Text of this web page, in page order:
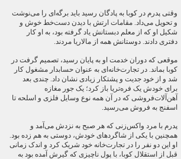
وقتی پدرم در کوبا به پادگان رسید باید برگه‌ای را می‌نوشت
و تحویل می‌داد. مقامات ارتش با دیدن دست‌خط خوش و
شکیل او که از معلم دبستانش یاد گرفته بود، به او کار
دفتری دادند. دوستانش همه از مالاریا مردند.
موقعی که دوران خدمت او به پایان رسید، تصمیم گرفت در
کوبا بماند. در تجارت‌خانه‌ای به عنوان حسابدار مشغول کار
شد و از خود جدیت و پشتکار زیادی نشان داد. چندی بعد
برای خودش یک فره‌تریا باز کرد؛ یک جور مغازه
آهن‌آلات‌فروشی که در آن همه نوع وسایل فلزی و اسلحه تا
اسفنج به فروش می‌رسید.
پدرم با مرد واکس‌زنی که هر صبح به نزدش می‌آمد و
همچنین با یکی از شاگردهای خودش، دوستی به هم زده بود.
او این دو نفر را در تجارت‌خانه خود شریک کرد و اندک زمانی
قبل از استقلال کوبا، با پول ناچیزی که گیرش آمده بود به